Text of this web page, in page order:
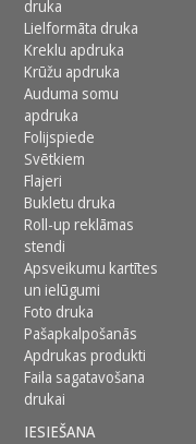
druka
Lielformāta druka
Kreklu apdruka
Krūžu apdruka
Auduma somu
apdruka
Folijspiede
Svētkiem
Flajeri
Bukletu druka
Roll-up reklāmas
stendi
Apsveikumu kartītes
un ielūgumi
Foto druka
Pašapkalpošanās
Apdrukas produkti
Faila sagatavošana
drukai
IESIEŠANA